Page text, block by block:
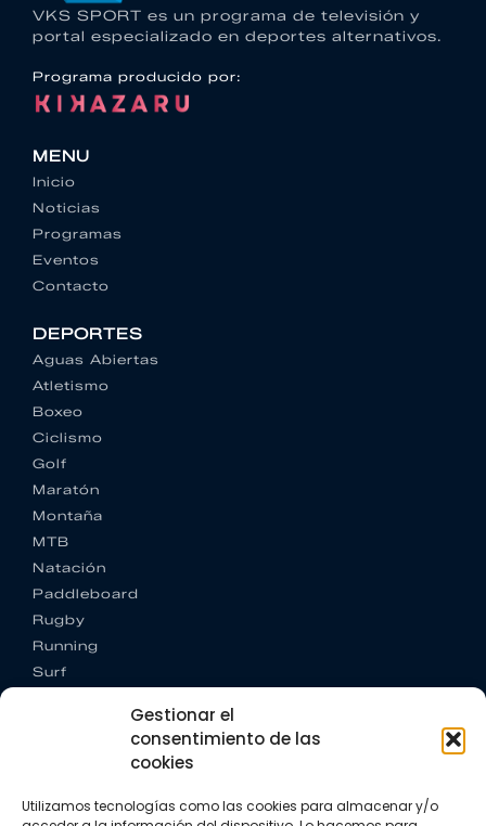
Gestionar el
consentimiento de las
cookies
Utilizamos tecnologías como las cookies para almacenar y/o
VKS SPORT es un programa de televisión y
portal especializado en deportes alternativos.
Programa producido por:
MENU
Inicio
Noticias
Programas
Eventos
Contacto
DEPORTES
Aguas Abiertas
Atletismo
Boxeo
Ciclismo
Golf
Maratón
Montaña
MTB
Natación
Paddleboard
Rugby
Running
Surf
CONTACTO
+34 662 342 177